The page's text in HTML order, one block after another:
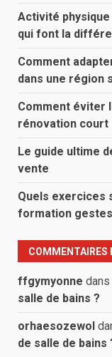
Activité
qui font la
Comment
dans une région
Comment éviter
rénovation court
Le guide ultime
vente
Quels exercices
formation
COMMENTAIRES
ffgymyonne dans
salle de bains ?
orhaesozewol
de salle de bains